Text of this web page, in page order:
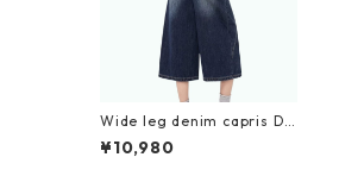
Wide leg denim capris D0
196
¥10,980